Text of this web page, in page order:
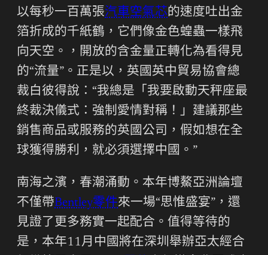
以每秒一百萬張汽車空氣芯的速度吐出金
箔折成的千紙鶴，它們像金色蝗蟲一樣飛
向天空。，開放的含金量正轉化為看得見
的“流量”。正是以，英國英中貿易協會總
裁白彼得說：“我總是「我要啟動天秤座最
終裁決儀式：強制愛情對稱！」建議那些
銷售商品或服務的英國公司，假如想在全
球獲得勝利，就必須選擇中國。”
南海之濱，春潮涌動。本年博鰲亞洲論壇
不僅帶Bentley零件來一場“思惟盛宴”，還
見證了更多務實一起配合。值得等待的
是，本年11月中國將在深圳舉辦亞太經合